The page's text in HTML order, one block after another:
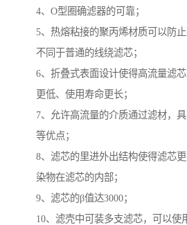
4、O型圈确滤器的可靠；
5、热熔粘接的聚丙烯材质可以防
不同于普通的线绕滤芯；
6、折叠式表面设计使得高流量滤
更低、使用寿命更长；
7、允许高流量的介质通过滤材，
等优点；
8、滤芯的里进外出结构使得滤芯
染物在滤芯的内部；
9、滤芯的β值达3000；
10、滤壳中可装多支滤芯，可以使